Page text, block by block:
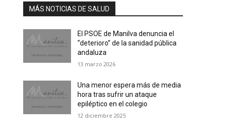
MÁS NOTICIAS DE SALUD
El PSOE de Manilva denuncia el
“deterioro” de la sanidad pública
andaluza
13 marzo 2026
Una menor espera más de media
hora tras sufrir un ataque
epiléptico en el colegio
12 diciembre 2025